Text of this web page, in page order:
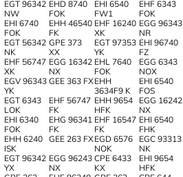
EGT 96342
NW
EHD 8740
FOK
EHI 6540
FW1
EHF 6343
FOK
EHI 6740
FOK
EHH 46540
FK
EHF 16240
XK
EGG 96343
NR
EGT 56342
NK
GPE 373
XX
EGT 97353
YK
EHI 96740
FZ
EHF 56747
XK
EGG 16342
NX
EHL 7640
FOK
EGG 6343
NOX
EGV 96343
YK
GEE 363 FXEHH
3634F9 K
EHI 6540
FOS
EGT 6343
LOK
EHF 56747
FK
EHH 9654
HFK
EGG 16242
NX
EHI 6340
FOK
EHG 96341
FK
EHF 16547
FK
EHI 6540
FHK
EHH 6240
ISK
GEE 263 FXEGD 6576
NOK
EGC 93313
NK
EGT 96342
YX
EGG 96243
NX
CPE 6433
KX
EHI 9654
HFK